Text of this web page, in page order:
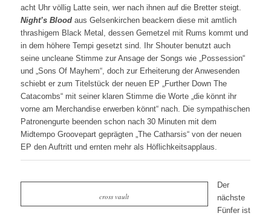
acht Uhr völlig Latte sein, wer nach ihnen auf die Bretter steigt.
Night’s Bloodaus Gelsenkirchen beackern diese mit amtlich
thrashigem Black Metal, dessen Gemetzel mit Rums kommt und
in dem höhere Tempi gesetzt sind. Ihr Shouter benutzt auch
seine uncleane Stimme zur Ansage der Songs wie „Possession“
und „Sons Of Mayhem“, doch zur Erheiterung der Anwesenden
schiebt er zum Titelstück der neuen EP „Further Down The
Catacombs“ mit seiner klaren Stimme die Worte „die könnt ihr
vorne am Merchandise erwerben könnt“ nach. Die sympathischen
Patronengurte beenden schon nach 30 Minuten mit dem
Midtempo Groovepart geprägten „The Catharsis“ von der neuen
EP den Auftritt und ernten mehr als Höflichkeitsapplaus.
cross vault
Der
nächste
Fünfer ist